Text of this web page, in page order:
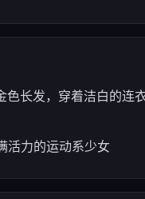
长发，穿着洁白的连
活力的运动系少女